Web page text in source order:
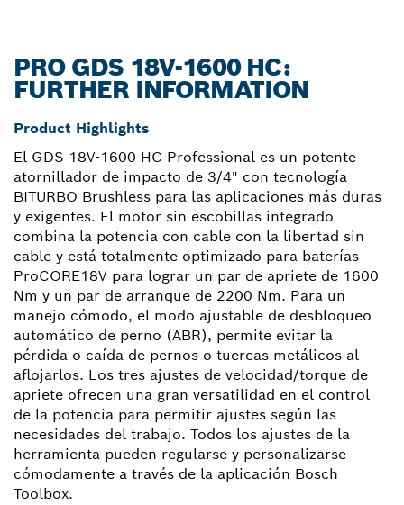
PRO GDS 18V-1600 HC:
FURTHER INFORMATION
Product Highlights
El GDS 18V-1600 HC Professional es un potente
atornillador de impacto de 3/4" con tecnología
BITURBO Brushless para las aplicaciones más duras
y exigentes. El motor sin escobillas integrado
combina la potencia con cable con la libertad sin
cable y está totalmente optimizado para baterías
ProCORE18V para lograr un par de apriete de 1600
Nm y un par de arranque de 2200 Nm. Para un
manejo cómodo, el modo ajustable de desbloqueo
automático de perno (ABR), permite evitar la
pérdida o caída de pernos o tuercas metálicos al
aflojarlos. Los tres ajustes de velocidad/torque de
apriete ofrecen una gran versatilidad en el control
de la potencia para permitir ajustes según las
necesidades del trabajo. Todos los ajustes de la
herramienta pueden regularse y personalizarse
cómodamente a través de la aplicación Bosch
Toolbox.